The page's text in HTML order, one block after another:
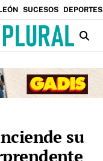
SUCESOS DEPORTES
su